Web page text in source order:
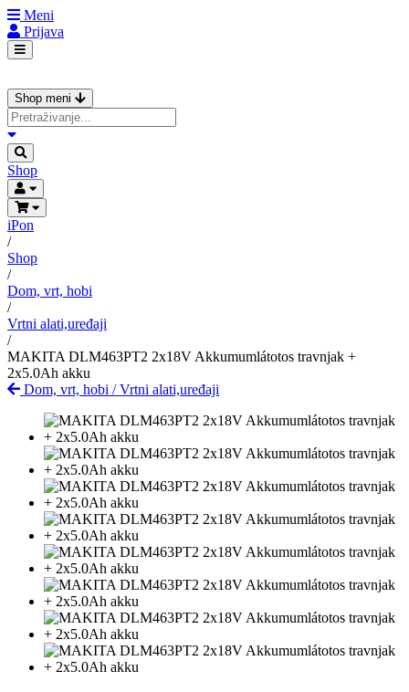
Meni
Prijava
Shop meni
Shop
iPon
/
Shop
/
Dom, vrt, hobi
/
Vrtni alati,uređaji
/
MAKITA DLM463PT2 2x18V Akkumumlátotos travnjak +
2x5.0Ah akku
Dom, vrt, hobi /Vrtni alati,uređaji